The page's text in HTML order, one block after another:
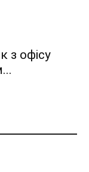
з офісу